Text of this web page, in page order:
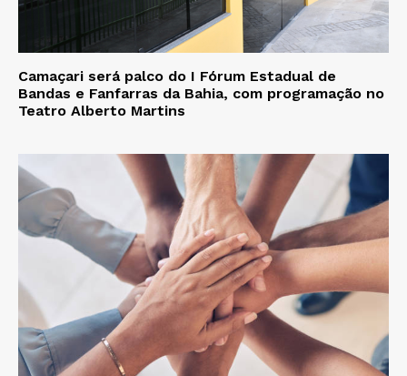
Camaçari será palco do I Fórum Estadual de
Bandas e Fanfarras da Bahia, com programação no
Teatro Alberto Martins